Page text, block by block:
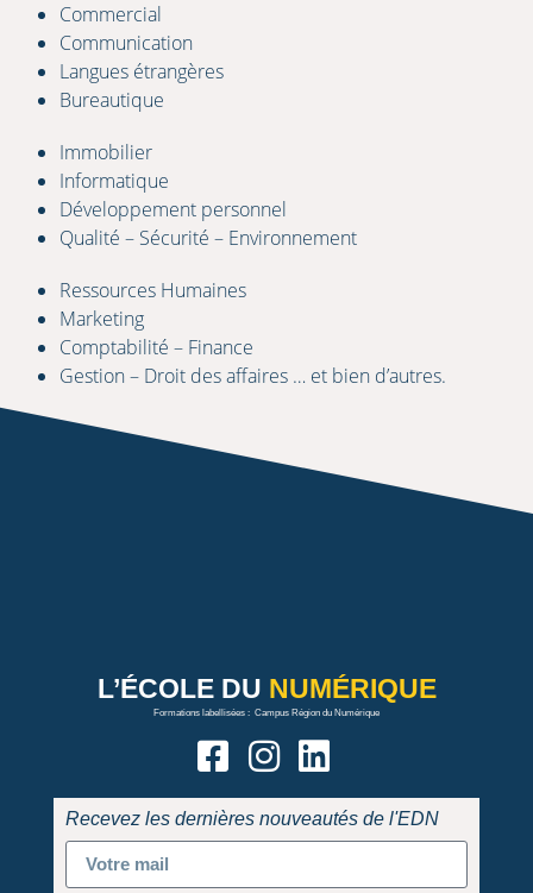
Commercial
Communication
Langues étrangères
Bureautique
Immobilier
Informatique
Développement personnel
Qualité – Sécurité – Environnement
Ressources Humaines
Marketing
Comptabilité – Finance
Gestion – Droit des affaires … et bien d’autres.
L’ÉCOLE DU NUMÉRIQUE
Formations labellisées : Campus Région du Numérique
Recevez les dernières nouveautés de l'EDN